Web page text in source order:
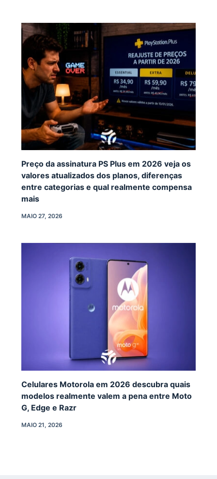
Preço da assinatura PS Plus em 2026 veja os
valores atualizados dos planos, diferenças
entre categorias e qual realmente compensa
mais
MAIO 27, 2026
Celulares Motorola em 2026 descubra quais
modelos realmente valem a pena entre Moto
G, Edge e Razr
MAIO 21, 2026